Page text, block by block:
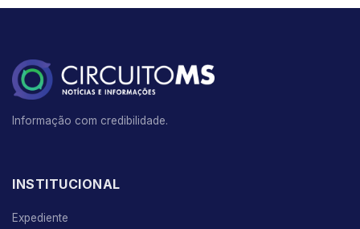
Informação com credibilidade.
INSTITUCIONAL
Expediente